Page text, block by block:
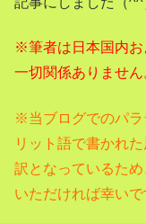
※筆者は日本国内お
一切関係ありません
※当ブログでのパラ
リット語で書かれ
訳となっているた
いただければ幸いで